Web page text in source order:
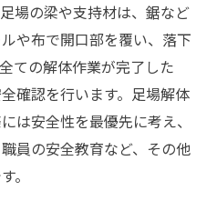
場の梁や支持材は、鋸など
や布で開口部を覆い、落下
ての解体作業が完了した
確認を行います。足場解体
は安全性を最優先に考え、
員の安全教育など、その他
。